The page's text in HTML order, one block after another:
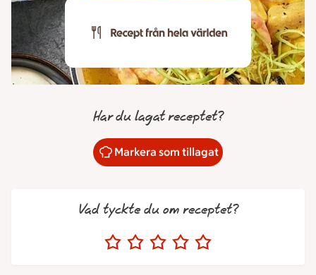
Har du lagat receptet?
Markera som tillagat
Vad tyckte du om receptet?